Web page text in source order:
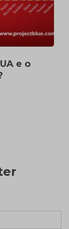
e o